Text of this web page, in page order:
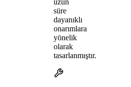
süre
dayanıklı
onarımlara
yönelik
olarak
tasarlanmıştır.